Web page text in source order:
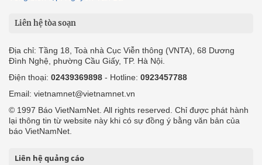
Liên hệ tòa soạn
Địa chỉ: Tầng 18, Toà nhà Cục Viễn thông (VNTA), 68 Dương
Đình Nghệ, phường Cầu Giấy, TP. Hà Nội.
Điện thoại: 02439369898 - Hotline: 0923457788
Email: vietnamnet@vietnamnet.vn
© 1997 Báo VietNamNet. All rights reserved. Chỉ được phát hành
lại thông tin từ website này khi có sự đồng ý bằng văn bản của
báo VietNamNet.
Liên hệ quảng cáo